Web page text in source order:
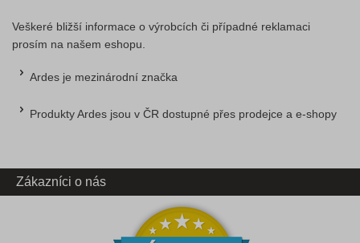
Veškeré bližší informace o výrobcích či případné reklamaci
prosím na našem eshopu.
Ardes je mezinárodní značka
Produkty Ardes jsou v ČR dostupné přes prodejce a e‑shopy
Zákazníci o nás